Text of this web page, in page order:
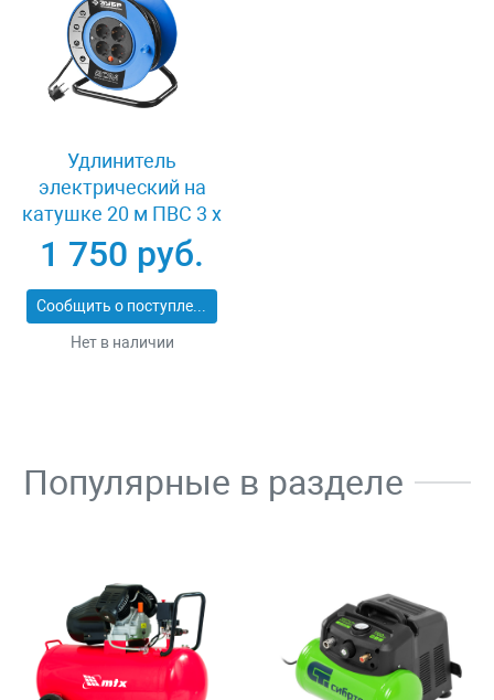
Удлинитель
электрический на
катушке 20 м ПВС 3 х
1кв мм 4 гнезда Зубр
ПРОФЕССИОНАЛ
55082-20
1 750 руб.
Сообщить о поступлении
Нет в наличии
Популярные в разделе